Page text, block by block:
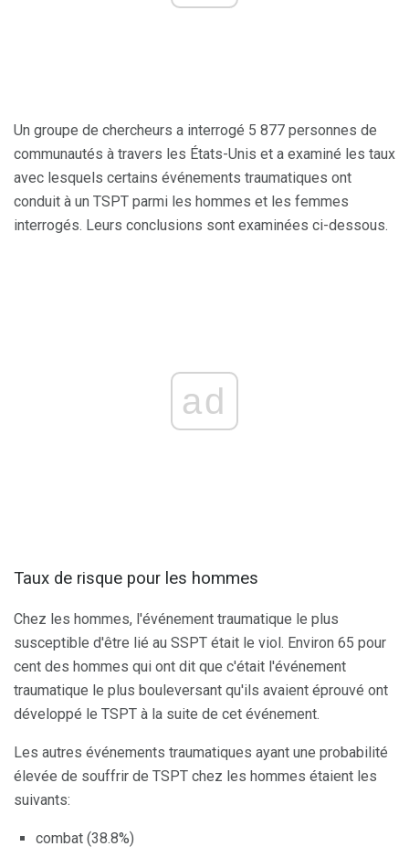
Un groupe de chercheurs a interrogé 5 877 personnes de
communautés à travers les États-Unis et a examiné les taux
avec lesquels certains événements traumatiques ont
conduit à un TSPT parmi les hommes et les femmes
interrogés. Leurs conclusions sont examinées ci-dessous.
ad
Taux de risque pour les hommes
Chez les hommes, l'événement traumatique le plus
susceptible d'être lié au SSPT était le viol. Environ 65 pour
cent des hommes qui ont dit que c'était l'événement
traumatique le plus bouleversant qu'ils avaient éprouvé ont
développé le TSPT à la suite de cet événement.
Les autres événements traumatiques ayant une probabilité
élevée de souffrir de TSPT chez les hommes étaient les
suivants:
combat (38.8%)